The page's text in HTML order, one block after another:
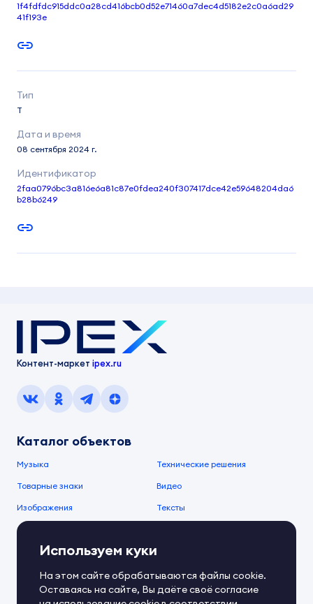
1f4fdfdc915ddc0a28cd416bcb0d52e71460a7dec4d5182e2c0a6ad29
41f193e
T
08 сентября 2024 г.
2faa0796bc3a816e6a81c87e0fdea240f307417dce42e59648204da6
b28b6249
Контент-маркет ipex.ru
Каталог объектов
Музыка Технические решения
Товарные знаки Видео
Изображения Тексты
О компании
О сервисе
Документы IPEX Справочный центр
Контакты Обратная связь
Используем куки
На этом сайте обрабатываются файлы cookie.
Оставаясь на сайте, Вы даёте своё согласие